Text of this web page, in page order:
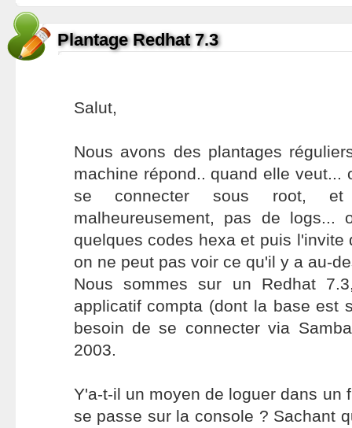
Plantage Redhat 7.3
Salut,
Nous avons des plantages
machine répond.. quand elle veut...
se connecter sous root,
malheureusement, pas de
quelques codes hexa et puis l'invite
on ne peut pas voir ce qu'il y a au-
Nous sommes sur un Redhat
applicatif compta (dont la base est
besoin de se connecter via
2003.
Y'a-t-il un moyen de loguer dans un
se passe sur la console ? Sachant